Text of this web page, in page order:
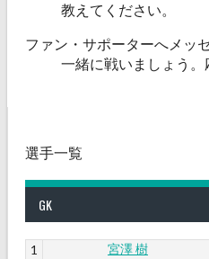
教えてください。
ファン・サポーターへメッ
一緒に戦いましょう。
選手一覧
GK
1 宮澤 樹